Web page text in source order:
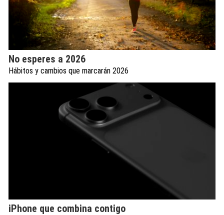
No esperes a 2026
Hábitos y cambios que marcarán 2026
iPhone que combina contigo